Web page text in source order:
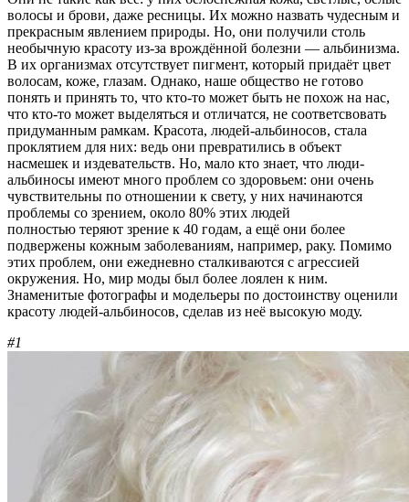
волосы и брови, даже ресницы. Их можно назвать чудесным и
прекрасным явлением природы. Но, они получили столь
необычную красоту из-за врождённой болезни — альбинизма.
В их организмах отсутствует пигмент, который придаёт цвет
волосам, коже, глазам. Однако, наше общество не готово
понять и принять то, что кто-то может быть не похож на нас,
что кто-то может выделяться и отличатся, не соответсвовать
придуманным рамкам. Красота, людей-альбиносов, стала
проклятием для них: ведь они превратились в объект
насмешек и издевательств. Но, мало кто знает, что люди-
альбиносы имеют много проблем со здоровьем: они очень
чувствительны по отношении к свету, у них начинаются
проблемы со зрением, около 80% этих людей
полностью теряют зрение к 40 годам, а ещё они более
подвержены кожным заболеваниям, например, раку. Помимо
этих проблем, они ежедневно сталкиваются с агрессией
окружения. Но, мир моды был более лоялен к ним.
Знаменитые фотографы и модельеры по достоинству оценили
красоту людей-альбиносов, сделав из неё высокую моду.
#1